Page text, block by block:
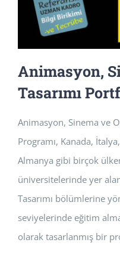
Animasyon,
Tasarımı
Animasyon, Sinema ve
Programı, Kanada,
Almanya gibi birçok
üniversitelerinde yer
Tasarımı bölümlerine
seviyelerinde eğitim
olarak tasarlanmış bir